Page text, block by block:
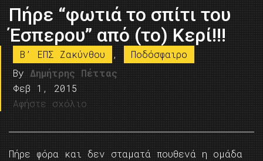
Πήρε “φωτιά το σπίτι του
Έσπερου” από (το) Κερί!!!
B’ ΕΠΣ Ζακύνθου ,
Ποδόσφαιρο
By Δημήτρης Πέττας
Φεβ 1, 2015
Αφήστε σχόλιο
Πήρε φόρα και δεν σταματά πουθενά η ομάδα